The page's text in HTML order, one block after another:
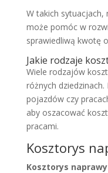
W takich sytuacjach,
może pomóc w
sprawiedliwą kwotę
Jakie rodzaje
Wiele rodzajów
różnych dziedzinach.
pojazdów czy
aby oszacować
pracami.
Kosztorys
Kosztorys naprawy